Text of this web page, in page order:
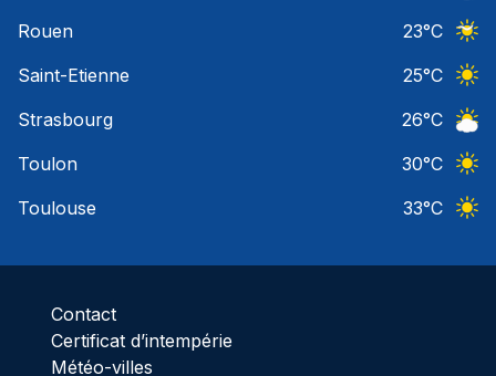
Rouen
23°C
Saint-Etienne
25°C
Strasbourg
26°C
Toulon
30°C
Toulouse
33°C
Contact
Certificat d’intempérie
Météo-villes